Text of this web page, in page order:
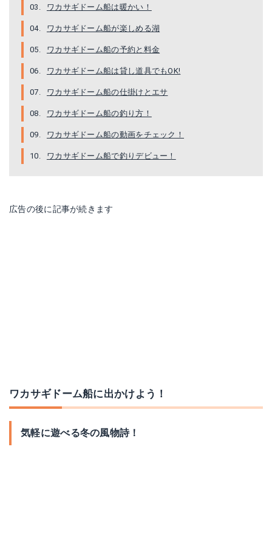
ワカサギドーム船は暖かい！
ワカサギドーム船が楽しめる湖
ワカサギドーム船の予約と料金
ワカサギドーム船は貸し道具でもOK!
ワカサギドーム船の仕掛けとエサ
ワカサギドーム船の釣り方！
ワカサギドーム船の動画をチェック！
ワカサギドーム船で釣りデビュー！
広告の後に記事が続きます
ワカサギドーム船に出かけよう！
気軽に遊べる冬の風物詩！